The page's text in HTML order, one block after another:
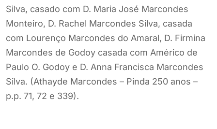
Silva, casado com D. Maria José Marcondes
Monteiro, D. Rachel Marcondes Silva, casada
com Lourenço Marcondes do Amaral, D. Firmina
Marcondes de Godoy casada com Américo de
Paulo O. Godoy e D. Anna Francisca Marcondes
Silva. (Athayde Marcondes – Pinda 250 anos –
p.p. 71, 72 e 339).